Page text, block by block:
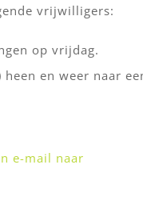
vrijwilligers:
op vrijdag.
en weer naar
e-mail naar